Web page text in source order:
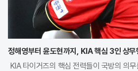
정해영부터 윤도현까지, KIA 핵심 3인 상무
KIA 타이거즈의 핵심 전력들이 국방의 의